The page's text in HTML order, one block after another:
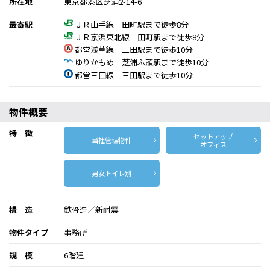
最寄駅
ＪＲ山手線 田町駅まで徒歩8分
ＪＲ京浜東北線 田町駅まで徒歩8分
都営浅草線 三田駅まで徒歩10分
ゆりかもめ 芝浦ふ頭駅まで徒歩10分
都営三田線 三田駅まで徒歩10分
物件概要
特 徴
当社管理物件
セットアップ
オフィス
男女トイレ別
構 造
鉄骨造／新耐震
物件タイプ
事務所
規 模
6階建